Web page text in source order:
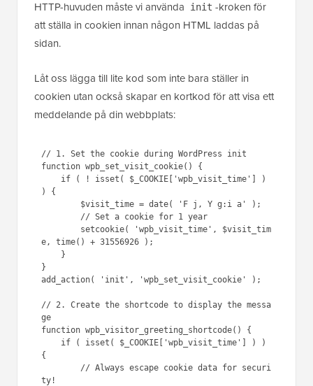
HTTP-huvuden måste vi använda init -kroken för
att ställa in cookien innan någon HTML laddas på
sidan.
Låt oss lägga till lite kod som inte bara ställer in
cookien utan också skapar en kortkod för att visa ett
meddelande på din webbplats:
// 1. Set the cookie during WordPress init
function wpb_set_visit_cookie() {
) {
e, time() + 31556926 );
}
add_action( 'init', 'wpb_set_visit_cookie' );
// 2. Create the shortcode to display the messa
ge
function wpb_visitor_greeting_shortcode() {
{
ty!